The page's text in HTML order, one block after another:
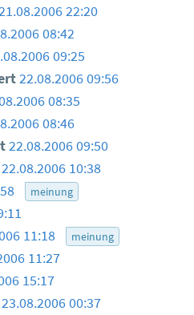
22:20
08:42
09:25
22.08.2006 09:56
08:35
08:46
22.08.2006 09:50
22.08.2006 10:38
meinung
11:18 meinung
11:27
15:17
23.08.2006 00:37